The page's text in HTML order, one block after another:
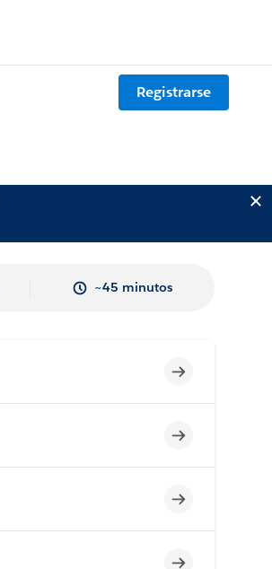
Registrarse
~45 minutos
Incompleto
Incompleto
Incompleto
Incompleto